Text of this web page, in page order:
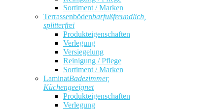
Sortiment / Marken
Terrassenbödenbarfußfreundlich,
splitterfrei
Produkteigenschaften
Verlegung
Versiegelung
Reinigung / Pflege
Sortiment / Marken
LaminatBadezimmer,
Küchengeeignet
Produkteigenschaften
Verlegung